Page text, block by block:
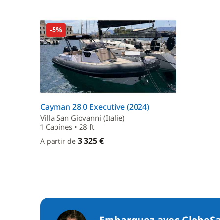
-5%
Cayman 28.0 Executive (2024)
Villa San Giovanni (Italie)
1 Cabines • 28 ft
À partir de 3 325 €